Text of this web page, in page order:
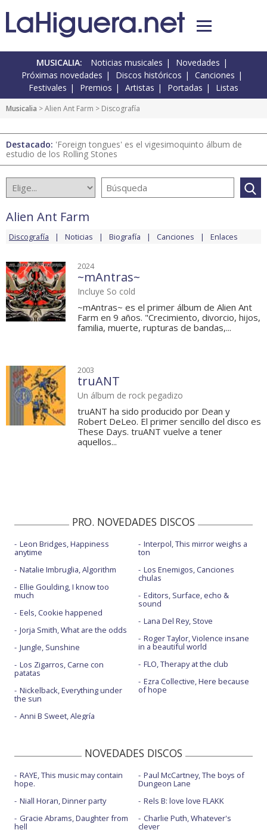
MUSICALIA: Noticias musicales
Novedades
Próximas novedades
Discos históricos
Canciones
Festivales
Premios Artistas Portadas Listas
Musicalia >Alien Ant Farm > Discografía
Destacado: 'Foreign tongues' es el vigesimoquinto álbum de
estudio de los Rolling Stones
Alien Ant Farm
Discografía Noticias Biografía Canciones Enlaces
2024
~mAntras~
Incluye So cold
~mAntras~ es el primer álbum de Alien Ant
Farm en 9 años. "Crecimiento, divorcio, hijos,
familia, muerte, rupturas de bandas,...
2003
truANT
Un álbum de rock pegadizo
truANT ha sido producido por Dean y
Robert DeLeo. El primer sencillo del disco es
These Days. truANT vuelve a tener
aquellos...
PRO. NOVEDADES DISCOS
Leon Bridges, Happiness
anytime
Natalie Imbruglia, Algorithm
Ellie Goulding, I know too
much
Eels, Cookie happened
Jorja Smith, What are the odds
Jungle, Sunshine
Los Zigarros, Carne con
patatas
Nickelback, Everything under
the sun
Anni B Sweet, Alegría
Interpol, This mirror weighs a
ton
Los Enemigos, Canciones
chulas
Editors, Surface, echo &
sound
Lana Del Rey, Stove
Roger Taylor, Violence insane
in a beautiful world
FLO, Therapy at the club
Ezra Collective, Here because
of hope
NOVEDADES DISCOS
RAYE, This music may contain
hope.
Niall Horan, Dinner party
Gracie Abrams, Daughter from
hell
Paul McCartney, The boys of
Dungeon Lane
Rels B: love love FLAKK
Charlie Puth, Whatever's
clever